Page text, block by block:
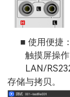
■ 使用便捷：
触摸屏操作
LAN/RS232
存储与拷贝。